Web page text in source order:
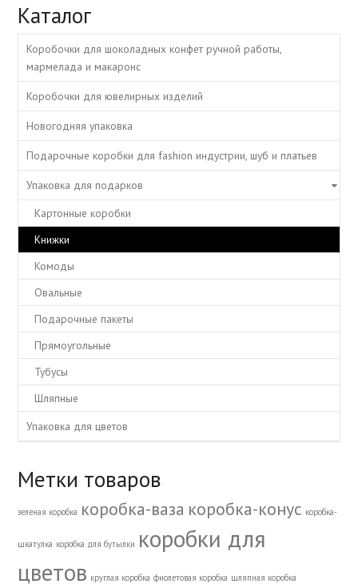
Каталог
Коробочки для шоколадных конфет ручной работы,
мармелада и макаронс
Коробочки для ювелирных изделий
Новогодняя упаковка
Подарочные коробки для fashion индустрии, шуб и платьев
Упаковка для подарков
Картонные коробки
Книжки
Комоды
Овальные
Подарочные пакеты
Прямоугольные
Тубусы
Шляпные
Упаковка для цветов
Метки товаров
зеленая коробка коробка-ваза коробка-конус коробка-
шкатулка коробка для бутылки коробки для
цветов круглая коробка фиолетовая коробка шляпная коробка